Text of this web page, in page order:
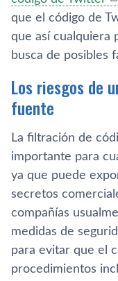
que el código de
que así cualquiera
busca de posibles
Los riesgos de
fuente
La filtración de
importante para
ya que puede
secretos
compañías
medidas de
para evitar que el
procedimientos